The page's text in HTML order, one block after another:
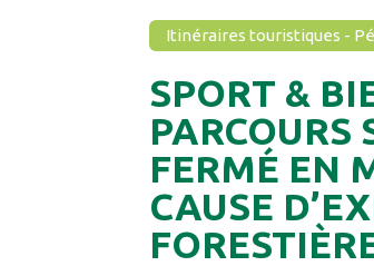
Itinéraires touristiques -
SPORT &
PARCOURS
FERMÉ EN
CAUSE